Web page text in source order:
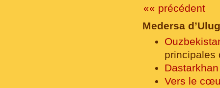
«« précédent
Medersa
principales
Vers le